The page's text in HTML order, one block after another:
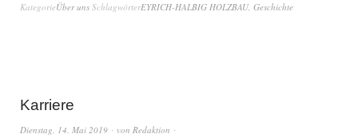
KategorieÜber uns SchlagwörterEYRICH-HALBIG HOLZBAU, Geschichte
Karriere
Dienstag, 14. Mai 2019 von Redaktion